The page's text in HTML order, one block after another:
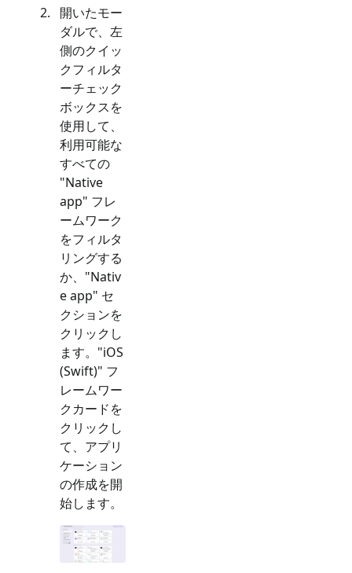
開いたモー
ダルで、左
側のクイッ
クフィルタ
ーチェック
ボックスを
使用して、
利用可能な
すべての
"Native
app" フレ
ームワーク
をフィルタ
リングする
か、"Nativ
e app" セ
クションを
クリックし
ます。"iOS
(Swift)" フ
レームワー
クカードを
クリックし
て、アプリ
ケーション
の作成を開
始します。